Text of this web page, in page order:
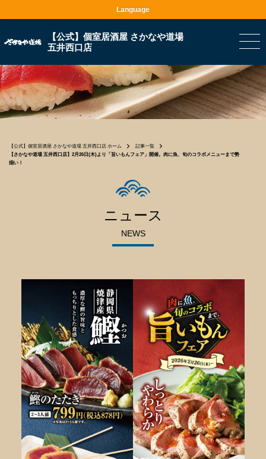
【公式】個室居酒屋 さかなや道場
五井西口店
【公式】個室居酒屋 さかなや道場 五井西口店 ホーム
記事一覧
【さかなや道場 五井西口店】2月26日(木)より「旨いもんフェア」開催。肉に魚、旬のコラボメニューまで勢
揃い！
ニュース
NEWS
Language